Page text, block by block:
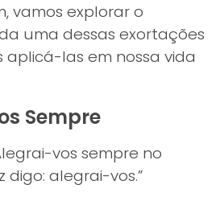
vamos explorar o
uma dessas exortações
aplicá-las em nossa vida
Sempre
vos sempre no
digo: alegrai-vos.”